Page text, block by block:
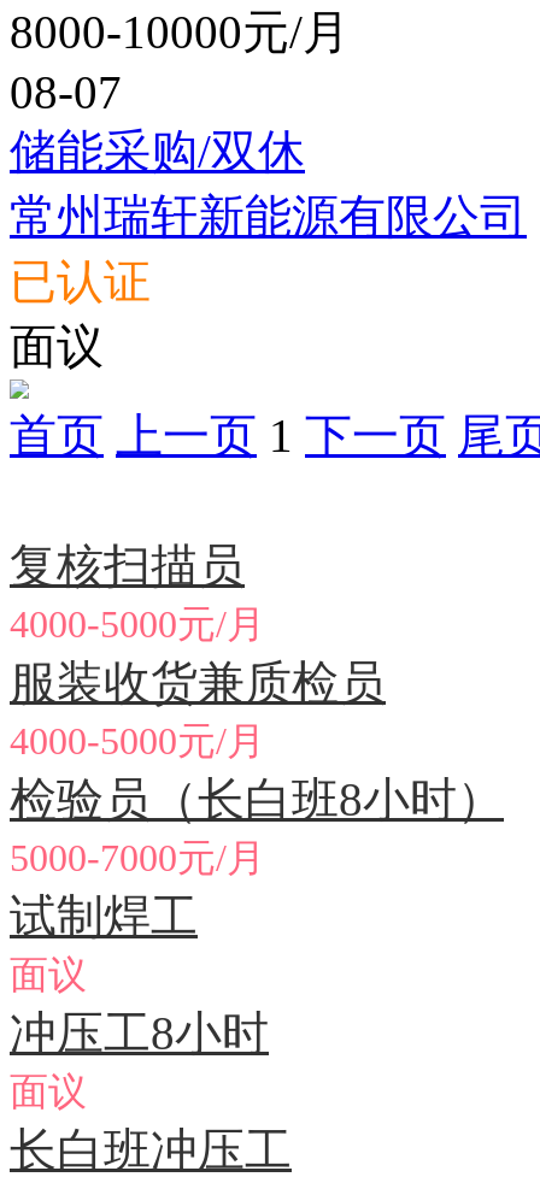
8000-10000元/月
08-07
储能采购/双休
常州瑞轩新能源有限公司
已认证
面议
首页
上一页 1 下一页 尾
复核扫描员
4000-5000元/月
服装收货兼质检员
4000-5000元/月
检验员（长白班8小时）
5000-7000元/月
试制焊工
面议
冲压工8小时
面议
长白班冲压工